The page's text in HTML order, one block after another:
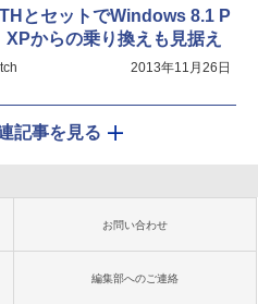
とセットでWindows 8.1 P
からの乗り換えも見据え
2013年11月26日
記事を見る
お問い合わせ
編集部へのご連絡